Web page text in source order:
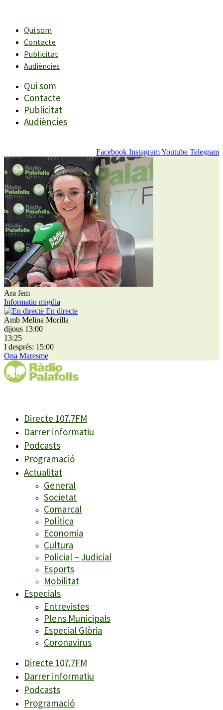
contingutQui som
Contacte
Publicitat
Audiències
Qui som
Contacte
Publicitat
Audiències
Facebook InstagramYoutube Telegram
Ara fem
Informatiu migdia
En directe
Amb Melina Morilla
dijous 13:00
13:25
I després: 15:00
Ona Maresme
Directe 107.7FM
Darrer informatiu
Podcasts
Programació
Actualitat
General
Societat
Comarcal
Política
Economia
Cultura
Policial – Judicial
Esports
Mobilitat
Especials
Entrevistes
Plens Municipals
Especial Glòria
Coronavirus
Directe 107.7FM
Darrer informatiu
Podcasts
Programació